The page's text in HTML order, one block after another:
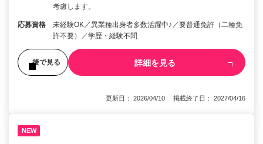
考慮します。
応募資格
未経験OK／異業種出身者多数活躍中♪／要普通免許（二種免
許不要）／学歴・経験不問
後で見る 詳細を見る
更新日： 2026/04/10 掲載終了日： 2027/04/16
NEW